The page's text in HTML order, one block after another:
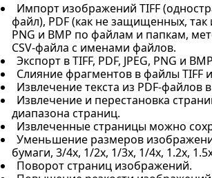
Импорт изображений TIFF
файл), PDF (как не защищенных,
PNG и BMP по файлам и папкам,
CSV-файла с именами файлов.
Экспорт в TIFF, PDF, JPEG, PNG и
Слияние фрагментов в файлы TIFF
Извлечение текста из PDF-
Извлечение и перестановка
диапазона страниц.
Извлеченные страницы можно
Уменьшение размеров
бумаги, 3/4x, 1/2x, 1/3x, 1/4x, 1.2x,
Поворот страниц изображений.